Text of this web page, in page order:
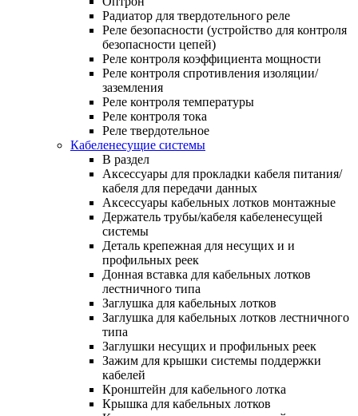
Радиатор для твердотельного реле
Реле безопасности (устройство для контроля
безопасности цепей)
Реле контроля коэффициента мощности
Реле контроля спротивления изоляции/
заземления
Реле контроля температуры
Реле контроля тока
Реле твердотельное
Кабеленесущие системы
В раздел
Аксессуары для прокладки кабеля питания/
кабеля для передачи данных
Аксессуары кабельных лотков монтажные
Держатель трубы/кабеля кабеленесущей
системы
Деталь крепежная для несущих и и
профильных реек
Донная вставка для кабельных лотков
лестничного типа
Заглушка для кабельных лотков
Заглушка для кабельных лотков лестничного
типа
Заглушки несущих и профильных реек
Зажим для крышки системы поддержки
кабелей
Кронштейн для кабельного лотка
Крышка для кабельных лотков